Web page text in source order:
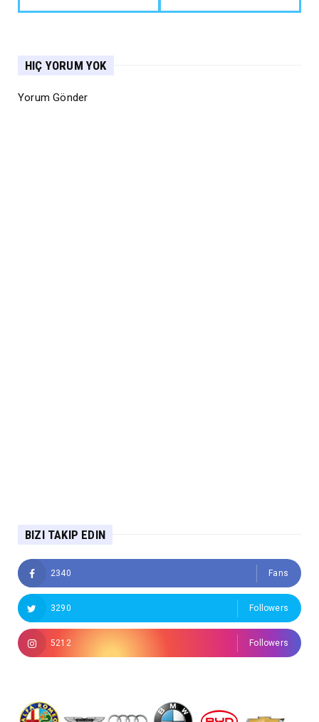
HIÇ YORUM YOK
Yorum Gönder
BIZI TAKIP EDIN
2340 Fans
3290 Followers
5212 Followers